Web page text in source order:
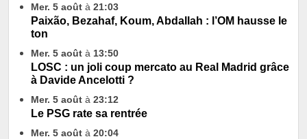
Mer. 5 août à 21:03
Paixão, Bezahaf, Koum, Abdallah : l’OM hausse le
ton
Mer. 5 août à 13:50
LOSC : un joli coup mercato au Real Madrid grâce
à Davide Ancelotti ?
Mer. 5 août à 23:12
Le PSG rate sa rentrée
Mer. 5 août à 20:04